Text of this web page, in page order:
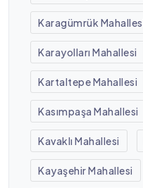
Karagümrük
Karayolları Mahallesi
Kartaltepe Mahallesi
Kasımpaşa Mahallesi
Kavaklı Mahallesi
Kayaşehir Mahallesi